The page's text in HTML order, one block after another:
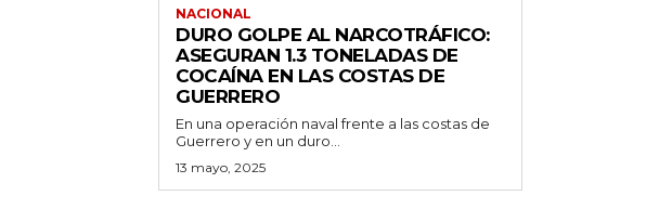
NACIONAL
DURO GOLPE AL NARCOTRÁFICO:
ASEGURAN 1.3 TONELADAS DE
COCAÍNA EN LAS COSTAS DE
GUERRERO
En una operación naval frente a las costas de
Guerrero y en un duro...
13 mayo, 2025